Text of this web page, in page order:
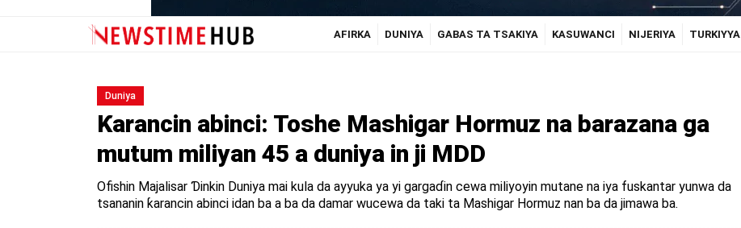
AFIRKA DUNIYA GABAS TA TSAKIYA KASUWANCI NIJERIYA TURKIYYA
Duniya
Ƙarancin abinci: Toshe Mashigar Hormuz na barazana ga
mutum miliyan 45 a duniya in ji MDD
Ofishin Majalisar Ɗinkin Duniya mai kula da ayyuka ya yi gargaɗin cewa miliyoyin mutane na iya fuskantar yunwa da
tsananin ƙarancin abinci idan ba a ba da damar wucewa da taki ta Mashigar Hormuz nan ba da jimawa ba.